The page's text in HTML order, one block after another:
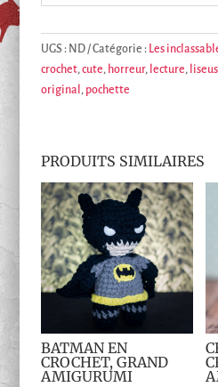
UGS : ND Catégorie : Les
crochet,cute, horreur, lecture,
original , pochette
PRODUITS SIMILAIRES
BATMAN EN
CROCHET, GRAND
AMIGURUMI